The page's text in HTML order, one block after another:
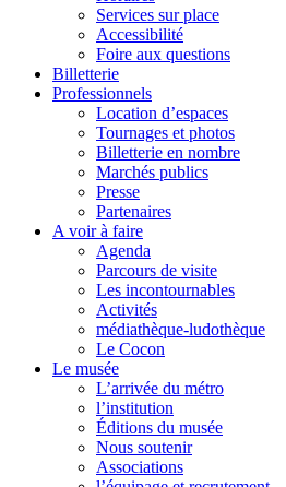
Services sur place
Accessibilité
Foire aux questions
Billetterie
Professionnels
Location d’espaces
Tournages et photos
Billetterie en nombre
Marchés publics
Presse
Partenaires
A voir à faire
Agenda
Parcours de visite
Les incontournables
Activités
médiathèque-ludothèque
Le Cocon
Le musée
L’arrivée du métro
l’institution
Éditions du musée
Nous soutenir
Associations